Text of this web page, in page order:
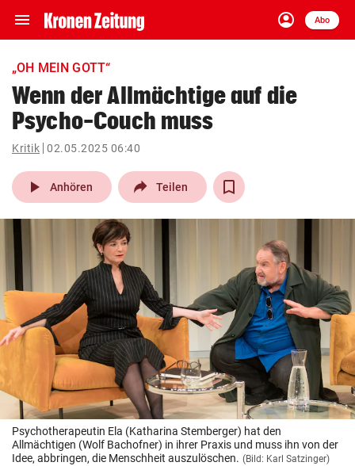
menu Navigation
ein-/ausklappen
account_circle
Anmelden
Abo
close Schließen
account_circle Anmelden
pin_drop
Wien arrow_right
bookmark
Suchbegriff
eingeben
© Krone Multimedia GmbH & Co KG 2026
Muthgasse 2, 1190 Wien
„OH MEIN GOTT“
Wenn der Allmächtige auf die
Psycho-Couch muss
Kritik 02.05.2025 06:40
play_arrow Anhören Teilen
Psychotherapeutin Ela (Katharina Stemberger) hat den
Allmächtigen (Wolf Bachofner) in ihrer Praxis und muss ihn von der
Idee, abbringen, die Menschheit auszulöschen. (Bild: Karl Satzinger)